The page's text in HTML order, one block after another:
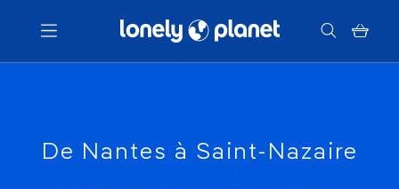
Menu
Votre recherche
De Nantes à Saint-Nazaire